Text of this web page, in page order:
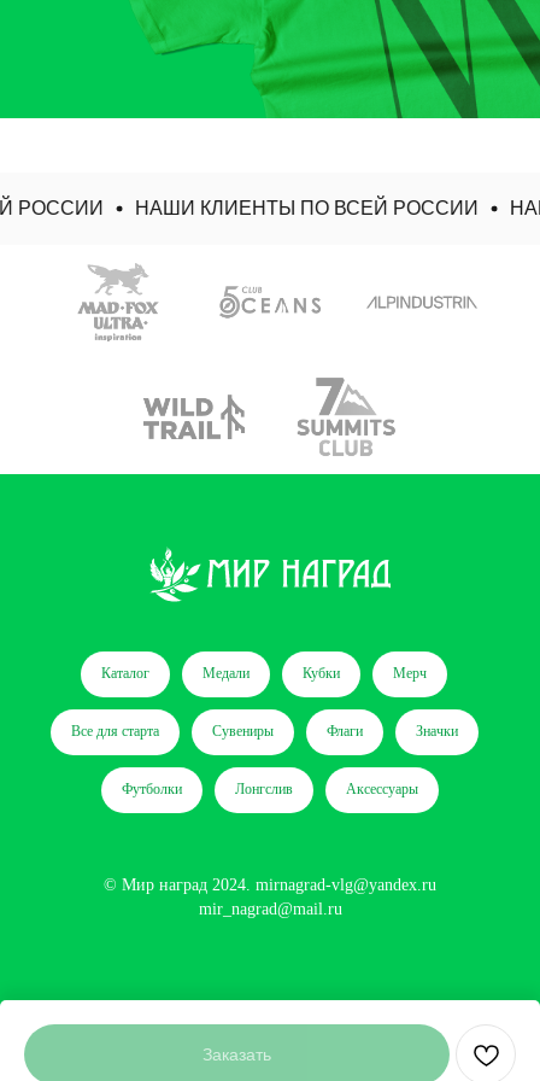
Заказать
НАШИ КЛИЕНТЫ ПО ВСЕЙ РОССИИ
Каталог Медали Кубки Мерч
Все для старта Сувениры Флаги Значки
Футболки Лонгслив Аксессуары
© Мир наград 2024. mirnagrad-vlg@yandex.ru
mir_nagrad@mail.ru